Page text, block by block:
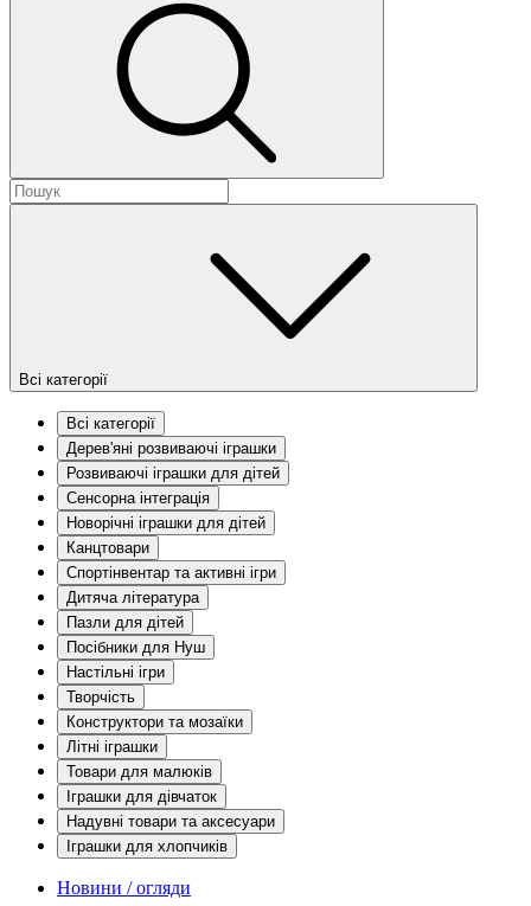
Всі категорії
Всі категорії
Дерев'яні розвиваючі іграшки
Розвиваючі іграшки для дітей
Сенсорна інтеграція
Новорічні іграшки для дітей
Канцтовари
Спортінвентар та активні ігри
Дитяча література
Пазли для дітей
Посібники для Нуш
Настільні ігри
Творчість
Конструктори та мозаїки
Літні іграшки
Товари для малюків
Іграшки для дівчаток
Надувні товари та аксесуари
Іграшки для хлопчиків
Новини / огляди